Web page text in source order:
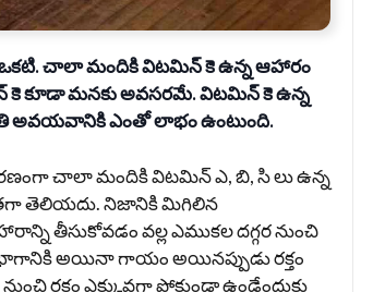
చాలా మందికి విట‌మిన్ కె ఉన్న ఆహారం
కూడా మ‌న‌కు అవ‌స‌ర‌మే. విట‌మిన్ కె ఉన్న
అవ‌య‌వానికి ఎంతో లాభం ఉంటుంది.
చాలా మందికి విట‌మిన్ ఎ, బి, సి లు ఉన్న
తెలియ‌దు. నిజానికి మిగిలిన
తీసుకోవ‌డం వ‌ల్ల ఎముకల ద‌గ్గ‌ర నుంచి
అయినా గాయం అయిన‌ప్పుడు ర‌క్తం
ర‌క్తం ఎక్కువ‌గా పోకుండా ఉండేందుకు